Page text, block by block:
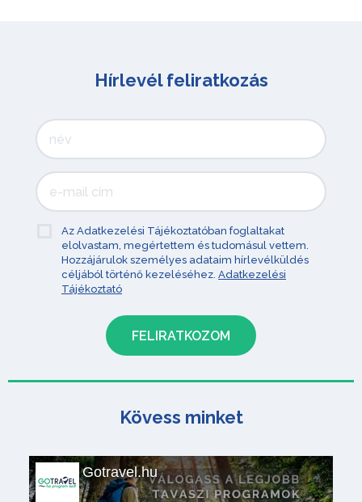
Hírlevél feliratkozás
Az Adatkezelési Tájékoztatóban foglaltakat
elolvastam, megértettem és tudomásul vettem.
Hozzájárulok személyes adataim hírlevélküldés
céljából történő kezeléséhez. Adatkezelési
Tájékoztató
Kövess minket
Gotravel.hu